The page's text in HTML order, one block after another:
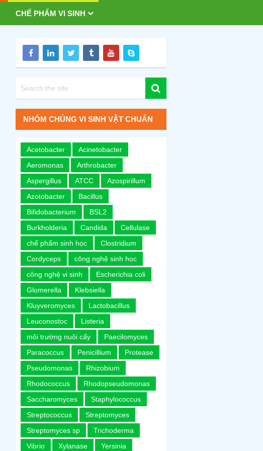
CHẾ PHẨM VI SINH
NHÓM CHỦNG VI SINH VẬT CHUẨN
Acetobacter
Acinetobacter
Aeromonas
Arthrobacter
Aspergillus
ATCC
Azospirillum
Azotobacter
Bacillus
Bifidobacterium
BSL2
Burkholderia
Candida
Cellulase
chế phẩm sinh học
Clostridium
Cordyceps
công nghệ sinh học
công nghệ vi sinh
Escherichia coli
Glomerella
Klebsiella
Kluyveromyces
Lactobacillus
Leuconostoc
Listeria
môi trường nuôi cấy
Paecilomyces
Paracoccus
Penicillium
Protease
Pseudomonas
Rhizobium
Rhodococcus
Rhodopseudomonas
Saccharomyces
Staphylococcus
Streptococcus
Streptomyces
Streptomyces sp
Trichoderma
Vibrio
Xylanase Yersinia